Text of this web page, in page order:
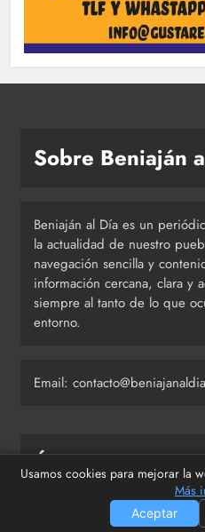
Usamos cookies para mejorar la
Más
Aceptar
Sobre Beniaján
Beniaján al Día es un
la actualidad de nuestro
navegación sencilla y
información cercana, clara y
siempre al tanto de lo que
entorno.
Email:
Últimas